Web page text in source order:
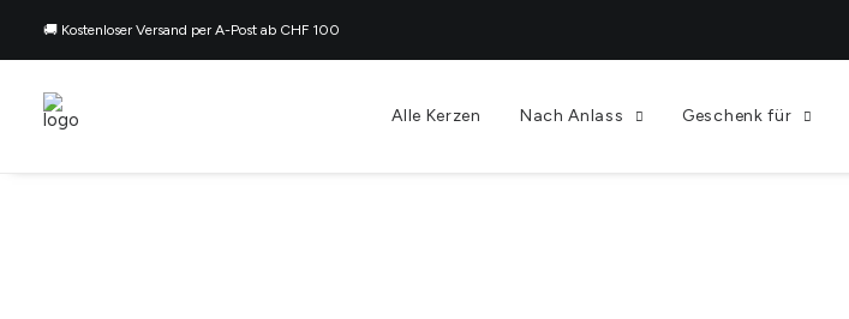
🚚 Kostenloser Versand per A-Post ab CHF 100
Alle Kerzen Nach Anlass Geschenk für